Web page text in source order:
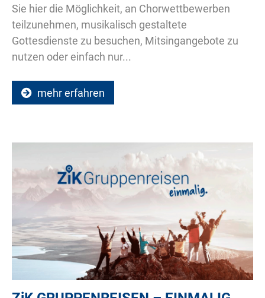
Sie hier die Möglichkeit, an Chorwettbewerben
teilzunehmen, musikalisch gestaltete
Gottesdienste zu besuchen, Mitsingangebote zu
nutzen oder einfach nur...
mehr erfahren